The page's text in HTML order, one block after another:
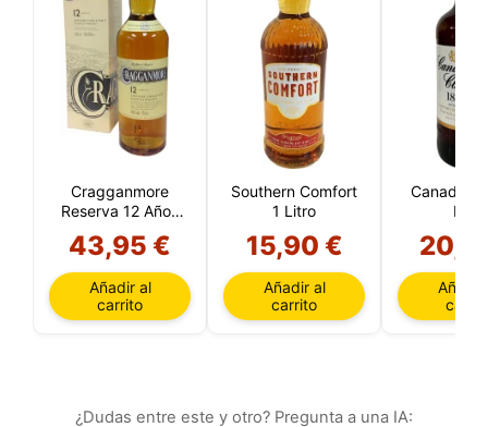
Cragganmore
Reserva 12 Años
43,95 €
Añadir al
carrito
Southern Comfort
1 Litro
15,90 €
Añadir al
carrito
Canadian
Litro
Añadir
¿Dudas entre este y otro? Pregunta a una IA: